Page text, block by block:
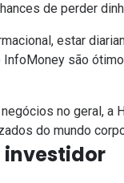
de perder
estar
InfoMoney são
no geral, a
do mundo
investidor